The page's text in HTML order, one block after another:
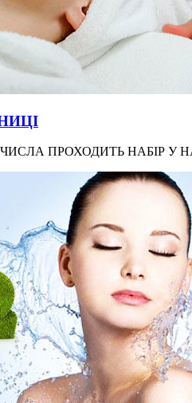
ПРОХОДИТЬ НАБІР У